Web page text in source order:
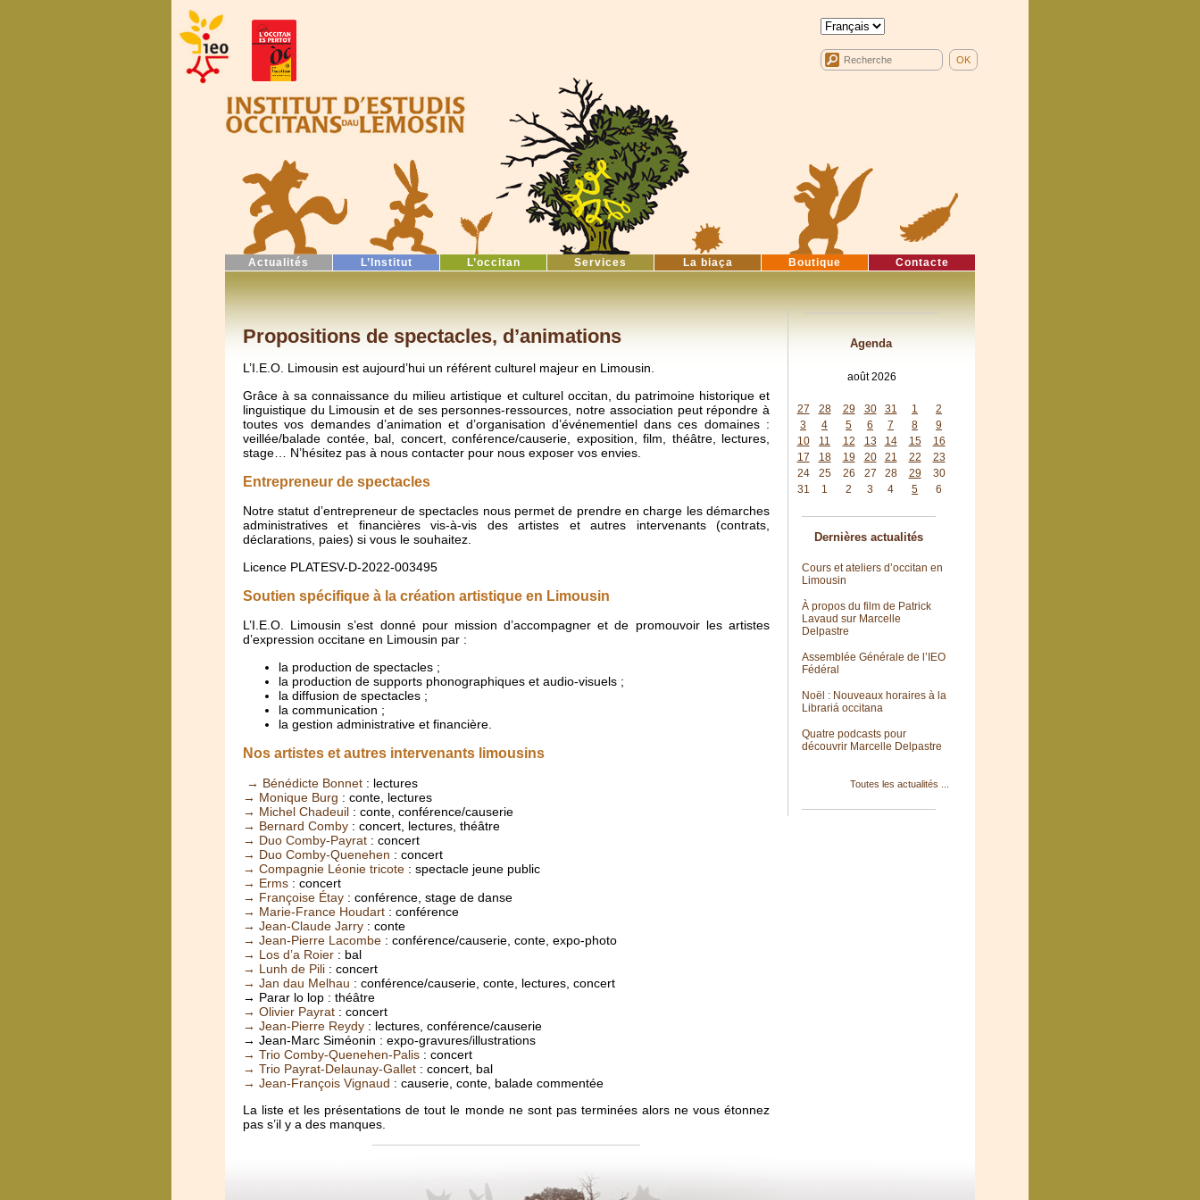
Actualités L’Institut L’occitan Services La biaça Boutique Contacte
Propositions de spectacles, d’animations
L’I.E.O. Limousin est aujourd’hui un référent culturel majeur en Limousin.
Grâce à sa connaissance du milieu artistique et culturel occitan, du patrimoine historique et
linguistique du Limousin et de ses personnes-ressources, notre association peut répondre à
toutes vos demandes d’animation et d’organisation d’événementiel dans ces domaines :
veillée/balade contée, bal, concert, conférence/causerie, exposition, film, théâtre, lectures,
stage… N’hésitez pas à nous contacter pour nous exposer vos envies.
Entrepreneur de spectacles
Notre statut d’entrepreneur de spectacles nous permet de prendre en charge les démarches
administratives et financières vis-à-vis des artistes et autres intervenants (contrats,
déclarations, paies) si vous le souhaitez.
Licence PLATESV-D-2022-003495
Soutien spécifique à la création artistique en Limousin
L’I.E.O. Limousin s’est donné pour mission d’accompagner et de promouvoir les artistes
d’expression occitane en Limousin par :
la production de spectacles ;
la production de supports phonographiques et audio-visuels ;
la diffusion de spectacles ;
la communication ;
la gestion administrative et financière.
Nos artistes et autres intervenants limousins
→ Bénédicte Bonnet : lectures
→ Monique Burg : conte, lectures
→ Michel Chadeuil : conte, conférence/causerie
→ Bernard Comby : concert, lectures, théâtre
→ Duo Comby-Payrat : concert
→ Duo Comby-Quenehen : concert
→ Compagnie Léonie tricote : spectacle jeune public
→ Erms : concert
→ Françoise Étay : conférence, stage de danse
→ Marie-France Houdart : conférence
→ Jean-Claude Jarry : conte
→ Jean-Pierre Lacombe : conférence/causerie, conte, expo-photo
→ Los d’a Roier : bal
→ Lunh de Pili : concert
→ Jan dau Melhau : conférence/causerie, conte, lectures, concert
→ Parar lo lop : théâtre
→ Olivier Payrat : concert
→ Jean-Pierre Reydy : lectures, conférence/causerie
→ Jean-Marc Siméonin : expo-gravures/illustrations
→ Trio Comby-Quenehen-Palis : concert
→ Trio Payrat-Delaunay-Gallet : concert, bal
→ Jean-François Vignaud : causerie, conte, balade commentée
La liste et les présentations de tout le monde ne sont pas terminées alors ne vous étonnez
pas s’il y a des manques.
Agenda
août 2026
27
28 29 30 31 1
2
3
4 5 6 7 8
9
10
11 12 13 14 15
16
17
18 19 20 21 22
23
24
25 26 27 28 29
30
31
1 2 3 4 5 6
Dernières actualités
Cours et ateliers d’occitan en
Limousin
À propos du film de Patrick
Lavaud sur Marcelle
Delpastre
Assemblée Générale de l’IEO
Fédéral
Noël : Nouveaux horaires à la
Librariá occitana
Quatre podcasts pour
découvrir Marcelle Delpastre
Toutes les actualités ...